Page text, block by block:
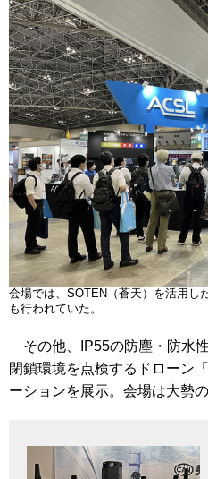
会場では、SOTEN（蒼天）を活用し
も行われていた。
その他、IP55の防塵・防水
閉鎖環境を点検するドローン
ーションを展示。会場は大勢